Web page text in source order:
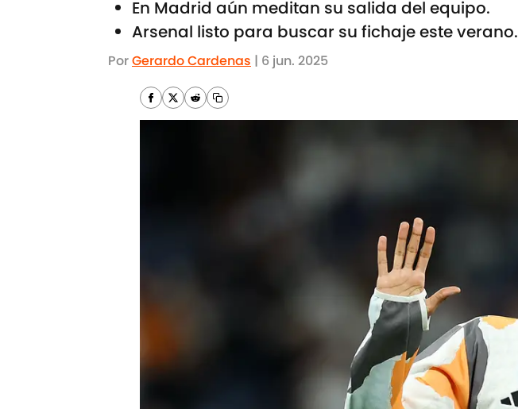
En Madrid aún meditan su salida del equipo.
Arsenal listo para buscar su fichaje este verano.
PorGerardo Cardenas | 6 jun. 2025